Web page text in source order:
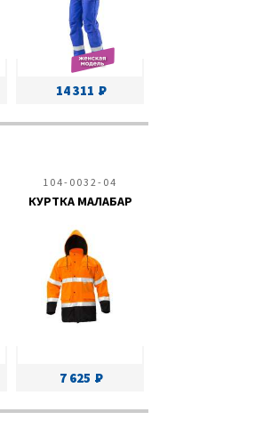
14 311
104-0032-04
КУРТКА МАЛАБАР
7 625